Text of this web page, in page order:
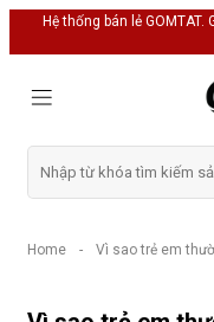
Hệ thống bán lẻ
Home - Vì sao trẻ em